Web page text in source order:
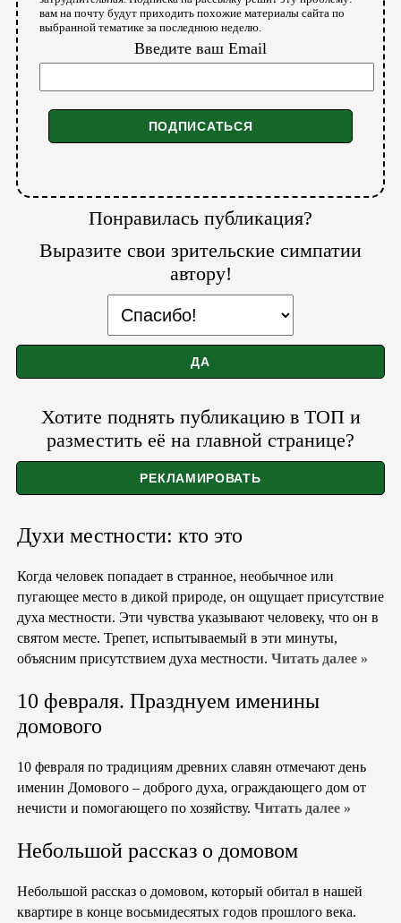
вам на почту будут приходить похожие материалы сайта по
выбранной тематике за последнюю неделю.
Введите ваш Email
Понравилась публикация?
Выразите свои зрительские симпатии
автору!
Хотите поднять публикацию в ТОП и
разместить её на главной странице?
Духи местности: кто это
Когда человек попадает в странное, необычное или
пугающее место в дикой природе, он ощущает присутствие
духа местности. Эти чувства указывают человеку, что он в
святом месте. Трепет, испытываемый в эти минуты,
объясним присутствием духа местности. Читать далее »
10 февраля. Празднуем именины
домового
10 февраля по традициям древних славян отмечают день
именин Домового – доброго духа, ограждающего дом от
нечисти и помогающего по хозяйству. Читать далее »
Небольшой рассказ о домовом
Небольшой рассказ о домовом, который обитал в нашей
квартире в конце восьмидесятых годов прошлого века.